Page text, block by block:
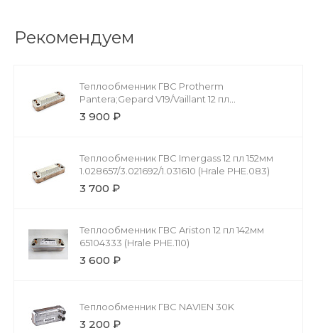
Рекомендуем
Теплообменник ГВС Protherm
Pantera;Gepard V19/Vaillant 12 пл
20038572/0020059452 (Hrale PHE.029)
3 900 ₽
Теплообменник ГВС Imergass 12 пл 152мм
1.028657/3.021692/1.031610 (Hrale PHE.083)
3 700 ₽
Теплообменник ГВС Ariston 12 пл 142мм
65104333 (Hrale PHE.110)
3 600 ₽
Теплообменник ГВС NAVIEN 30K
3 200 ₽